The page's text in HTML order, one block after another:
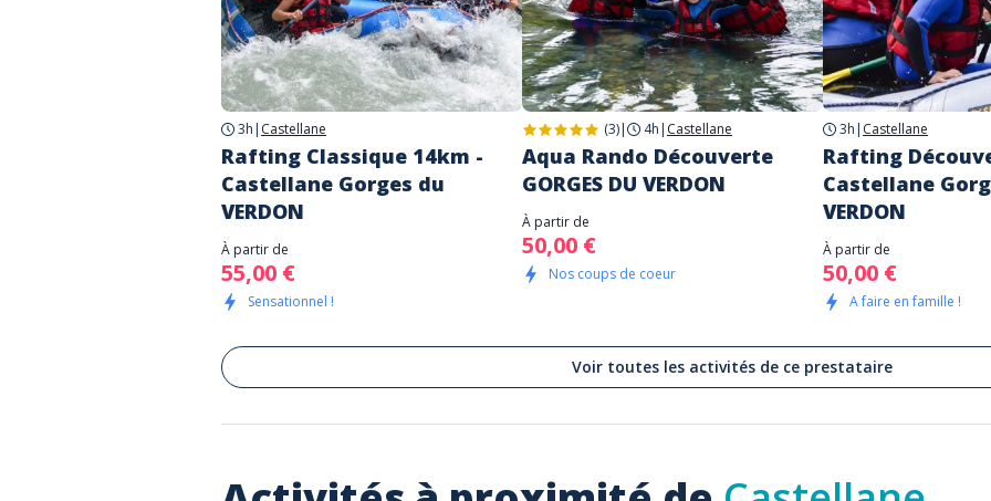
3h | Castellane
Rafting Classique 14km -
Castellane Gorges du
VERDON
À partir de
55,00 €
Sensationnel !
(3)| 4h | Castellane
Aqua Rando Découverte
GORGES DU VERDON
À partir de
50,00 €
Nos coups de coeur
3h | Castellane
Rafting
Castellane
VERDON
À partir de
50,00 €
A faire en famille !
Voir toutes les activités de ce prestataire